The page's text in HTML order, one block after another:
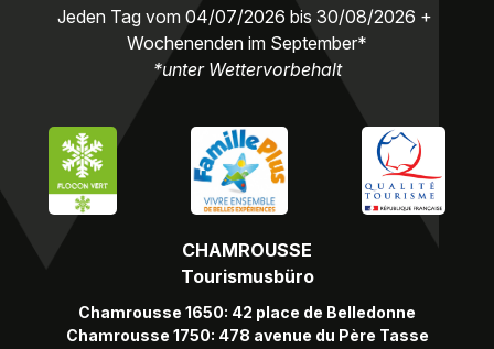
CHAMROUSSE
Tourismusbüro
Chamrousse 1650: 42 place de Belledonne
Chamrousse 1750: 478 avenue du Père Tasse
Jeden Tag vom 04/07/2026 bis 30/08/2026 +
Wochenenden im September*
*unter Wettervorbehalt